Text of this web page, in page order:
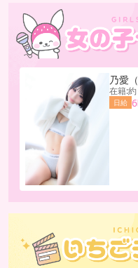
乃愛
在籍:
日給